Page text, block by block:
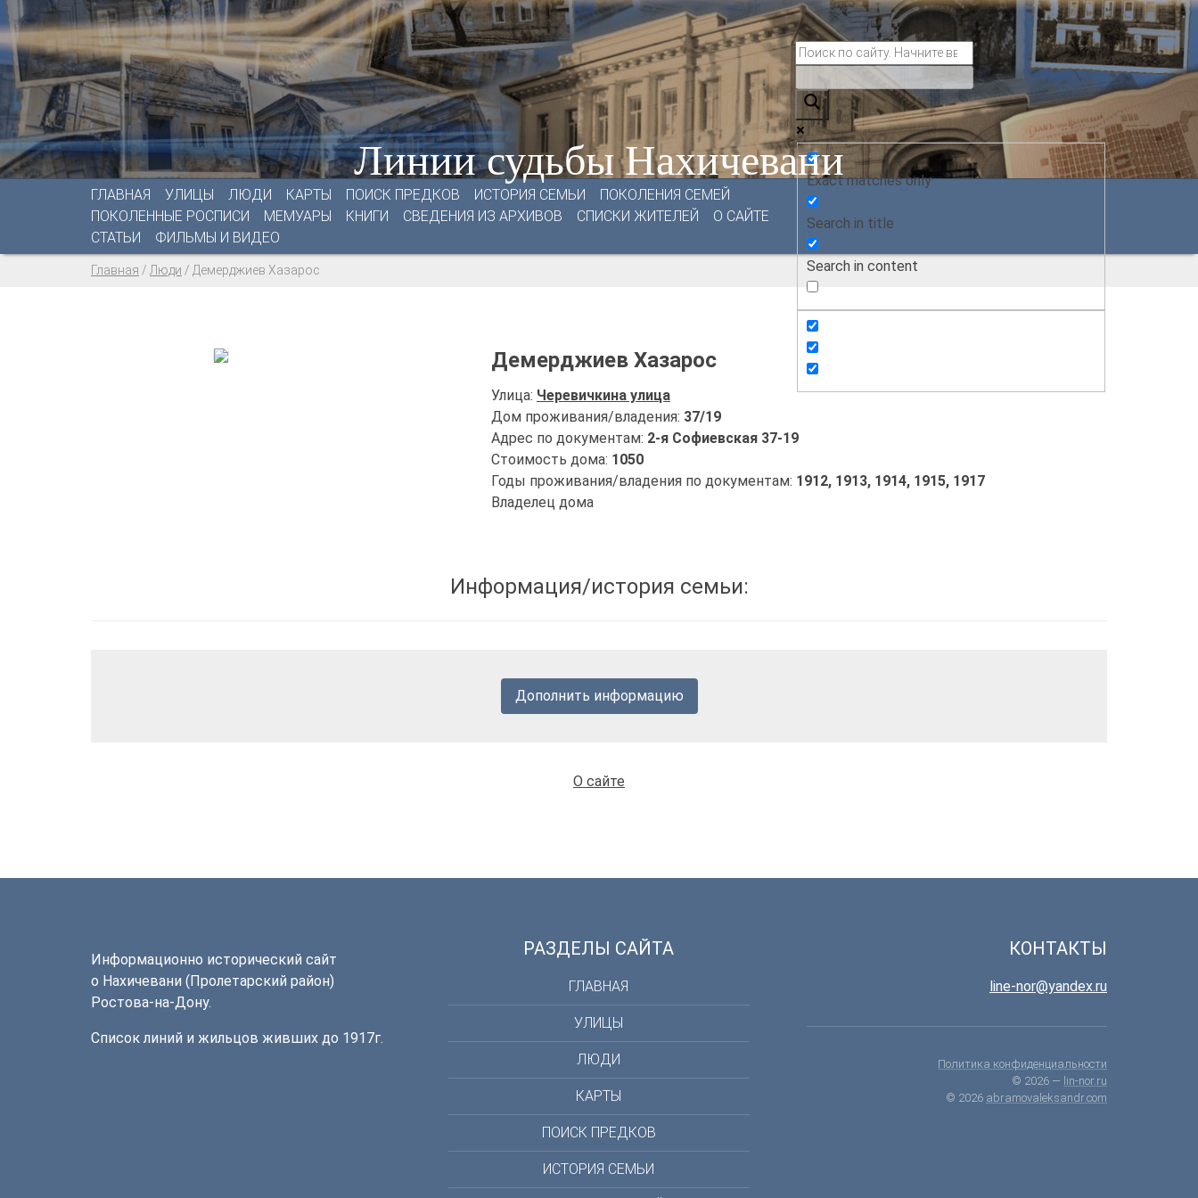
Линии судьбы Нахичевани
ГЛАВНАЯ УЛИЦЫ ЛЮДИ КАРТЫ ПОИСК ПРЕДКОВ ИСТОРИЯ СЕМЬИ
ПОКОЛЕНИЯ СЕМЕЙ
ПОКОЛЕННЫЕ РОСПИСИ
МЕМУАРЫ КНИГИ СВЕДЕНИЯ ИЗ АРХИВОВ СПИСКИ ЖИТЕЛЕЙ
О САЙТЕ
СТАТЬИ
ФИЛЬМЫ И ВИДЕО
Exact matches only
Search in title
Search in content
Главная / Люди / Демерджиев Хазарос
Демерджиев Хазарос
Улица: Черевичкина улица
Дом проживания/владения: 37/19
Адрес по документам: 2-я Софиевская 37-19
Стоимость дома: 1050
Годы проживания/владения по документам: 1912, 1913, 1914, 1915, 1917
Владелец дома
Информация/история семьи:
Дополнить информацию
О сайте
Информационно исторический сайт
о Нахичевани (Пролетарский район)
Ростова-на-Дону.
Список линий и жильцов живших до 1917г.
РАЗДЕЛЫ САЙТА
ГЛАВНАЯ
УЛИЦЫ
ЛЮДИ
КАРТЫ
ПОИСК ПРЕДКОВ
ИСТОРИЯ СЕМЬИ
КОНТАКТЫ
line-nor@yandex.ru
Политика конфиденциальности
© 2026 — lin-nor.ru
© 2026 abramovaleksandr.com